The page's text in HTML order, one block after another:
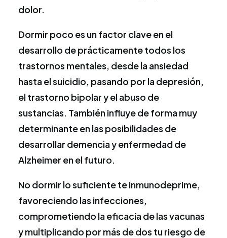
dolor.
Dormir poco es un factor clave en el
desarrollo de prácticamente todos los
trastornos mentales, desde la ansiedad
hasta el suicidio, pasando por la depresión,
el trastorno bipolar y el abuso de
sustancias. También influye de forma muy
determinante en las posibilidades de
desarrollar demencia y enfermedad de
Alzheimer en el futuro.
No dormir lo suficiente te inmunodeprime,
favoreciendo las infecciones,
comprometiendo la eficacia de las vacunas
y multiplicando por más de dos tu riesgo de